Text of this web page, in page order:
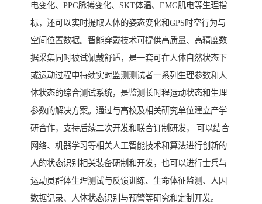
电变化、PPG脉搏变化、SKT体温、EMG肌电等生理指
标，还可以实时提取人体的姿态变化和GPS时空行为与
空间位置数据。智能穿戴技术可提供高质量、高精度数
据采集同时被试佩戴舒适，是一套可在人体自然状态下
或运动过程中持续实时监测测试者一系列生理参数和人
体状态的综合测试系统，是监测长时程运动状态和生理
参数的解决方案。通过与高校及相关研究单位建立产学
研合作，支持后续二次开发和联合订制研发， 可以结合
网络、机器学习等相关人工智能技术和算法进行创新的
人的状态识别相关装备研制和开发，也可以进行士兵与
运动员群体生理测试与反馈训练、生命体征监测、人因
数据记录、人体状态识别与预警等研究和定制开发。